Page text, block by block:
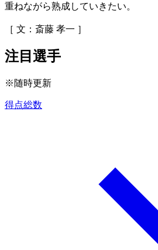
重ねながら熟成していきたい。
［ 文：斎藤 孝一 ］
注目選手
※随時更新
得点総数